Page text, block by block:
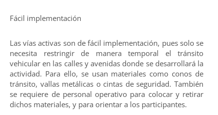
Fácil implementación
Las vías activas son de fácil implementación, pues solo se
necesita restringir de manera temporal el tránsito
vehicular en las calles y avenidas donde se desarrollará la
actividad. Para ello, se usan materiales como conos de
tránsito, vallas metálicas o cintas de seguridad. También
se requiere de personal operativo para colocar y retirar
dichos materiales, y para orientar a los participantes.